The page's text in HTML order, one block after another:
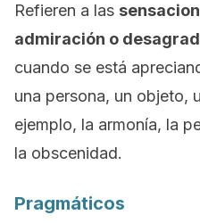
Refieren a las
admiración o
cuando se está
una persona, un objeto,
ejemplo, la armonía, la
la obscenidad.
Pragmáticos